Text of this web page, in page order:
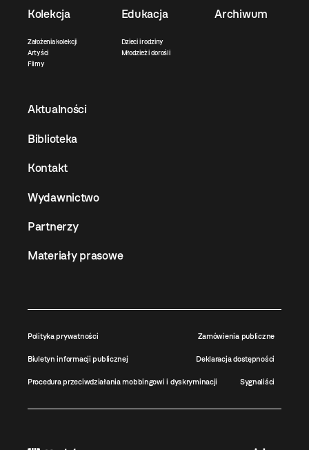
Kolekcja
Założenia kolekcji
Artyści
Filmy
Edukacja
Dzieci i rodziny
Młodzież i dorośli
Archiwum
Aktualności
Biblioteka
Kontakt
Wydawnictwo
Partnerzy
Materiały prasowe
Polityka prywatności Zamówienia publiczne
Biuletyn informacji publicznej Deklaracja dostępności
Procedura przeciwdziałania mobbingowi i dyskryminacji Sygnaliści